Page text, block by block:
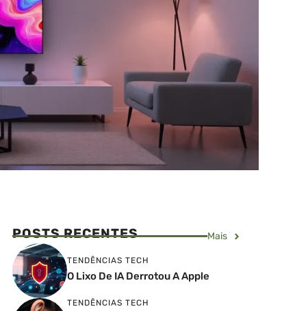
POSTS RECENTES Mais
TENDÊNCIAS TECH
O Lixo De IA Derrotou A Apple
TENDÊNCIAS TECH